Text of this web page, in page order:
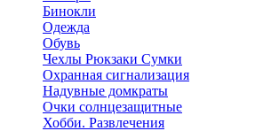
Бинокли
Одежда
Обувь
Чехлы Рюкзаки Сумки
Охранная сигнализация
Надувные домкраты
Очки солнцезащитные
Хобби. Развлечения